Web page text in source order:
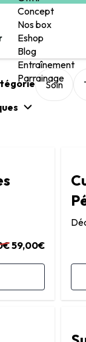
Concept
Nos box
Eshop
Blog
Entraînement
Parrainage
Soin
59,00€